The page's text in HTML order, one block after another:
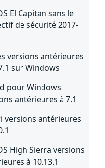
El Capitan sans le
de sécurité 2017-
versions antérieures
sur Windows
pour Windows
antérieures à 7.1
versions antérieures
High Sierra versions
à 10.13.1